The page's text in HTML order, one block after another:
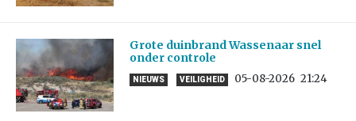
Grote duinbrand Wassenaar snel
onder controle
NIEUWS VEILIGHEID 05-08-2026 21:24